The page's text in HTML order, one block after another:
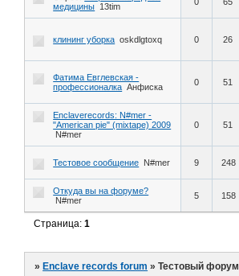
медицины 13tim
клининг уборка oskdlgtoxq 0 26
Фатима Евглевская -
профессионалка Анфиска 0 51
Enclaverecords: N#mer -
"American pie" (mixtape) 2009
N#mer
0 51
Тестовое сообщение N#mer 9 248
Откуда вы на форуме?
N#mer
5 158
Страница:1
»Enclave records forum »Тестовый форум